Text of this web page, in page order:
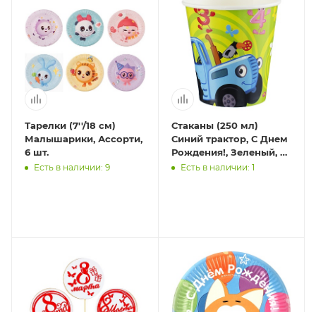
Тарелки (7''/18 см)
Малышарики, Ассорти,
6 шт.
Есть в наличии: 9
Стаканы (250 мл)
Синий трактор, С Днем
Рождения!, Зеленый, 6
шт.Есть в наличии: 1